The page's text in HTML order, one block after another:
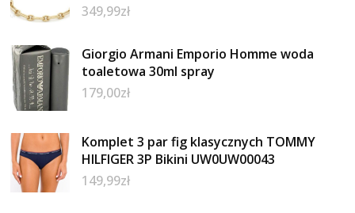
349,99zł
Giorgio Armani Emporio Homme woda
toaletowa 30ml spray
179,00zł
Komplet 3 par fig klasycznych TOMMY
HILFIGER 3P Bikini UW0UW00043
149,99zł